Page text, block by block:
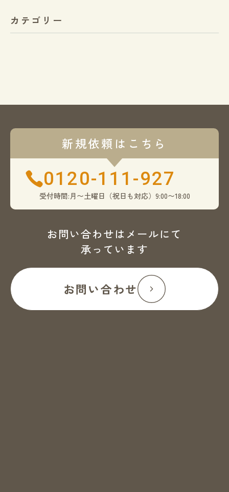
カテゴリー
新規依頼はこちら
0120-111-927
受付時間:月〜土曜日（祝日も対応）9:00〜18:00
お問い合わせはメールにて
承っています
お問い合わせ